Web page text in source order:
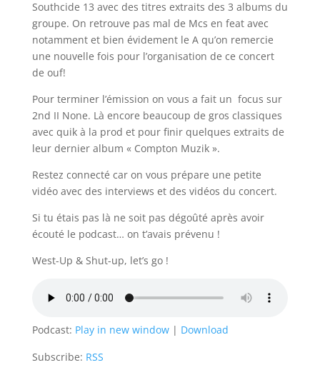
Southcide 13 avec des titres extraits des 3 albums du
groupe. On retrouve pas mal de Mcs en feat avec
notamment et bien évidement le A qu’on remercie
une nouvelle fois pour l’organisation de ce concert
de ouf!
Pour terminer l’émission on vous a fait un focus sur
2nd II None. Là encore beaucoup de gros classiques
avec quik à la prod et pour finir quelques extraits de
leur dernier album « Compton Muzik ».
Restez connecté car on vous prépare une petite
vidéo avec des interviews et des vidéos du concert.
Si tu étais pas là ne soit pas dégoûté après avoir
écouté le podcast… on t’avais prévenu !
West-Up & Shut-up, let’s go !
Podcast: Play in new window| Download
Subscribe: RSS